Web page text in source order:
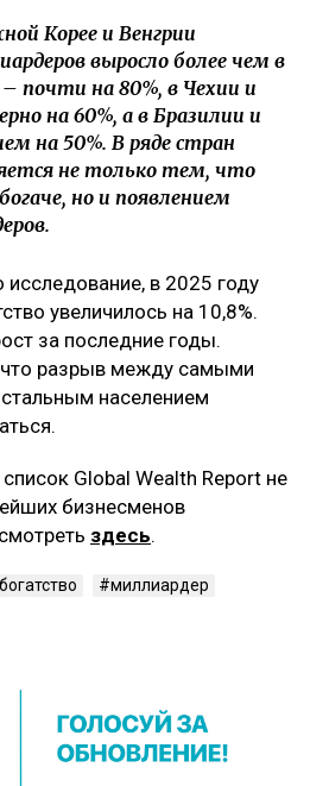
Корее и Венгрии
выросло более чем в
почти на 80%, в Чехии и
на 60%, а в Бразилии и
на 50%. В ряде стран
не только тем, что
но и появлением
исследование, в 2025 году
увеличилось на 10,8%.
за последние годы.
разрыв между самыми
населением
Global Wealth Report не
бизнесменов
здесь.
богатство
миллиардер